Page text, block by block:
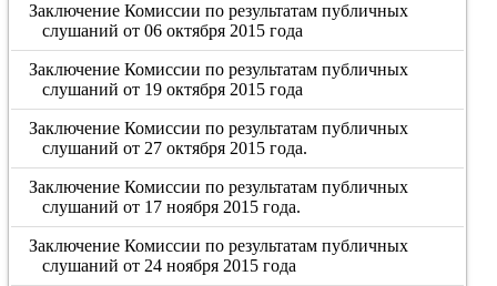
Заключение Комиссии по результатам публичных
слушаний от 06 октября 2015 года
Заключение Комиссии по результатам публичных
слушаний от 19 октября 2015 года
Заключение Комиссии по результатам публичных
слушаний от 27 октября 2015 года.
Заключение Комиссии по результатам публичных
слушаний от 17 ноября 2015 года.
Заключение Комиссии по результатам публичных
слушаний от 24 ноября 2015 года